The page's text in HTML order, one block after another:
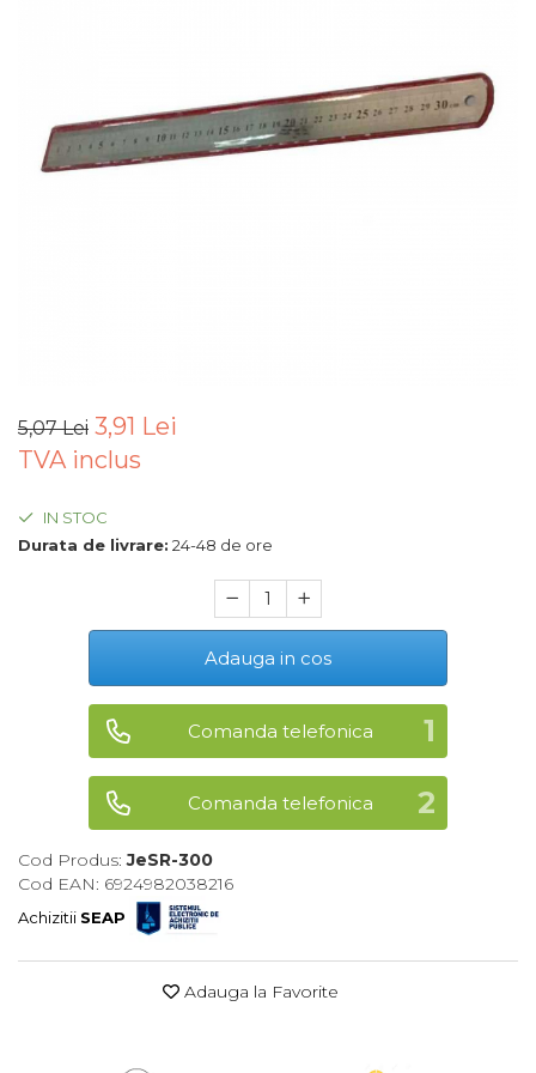
Termostat
Sisteme de Supraveghere &
Cutii Depozitare
Chinga & Suport Mobila
imbracaminte si incaltaminte
Jucarii
Cantare
Rafturi
Baterii & Acumulatori
Baterii AA
Corpuri de Iluminat
5,07 Lei 3,91 Lei
TVA inclus
IN STOC
Durata de livrare: 24-48 de ore
Adauga in cos
Comanda telefonica
Comanda telefonica
Cod Produs: JeSR-300
Cod EAN: 6924982038216
Achizitii SEAP
Adauga la Favorite